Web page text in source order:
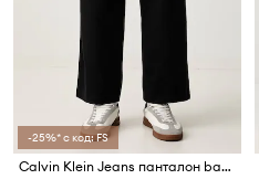
-25%* с код: FS
Calvin Klein Jeans панталон baggy мъжки от памук